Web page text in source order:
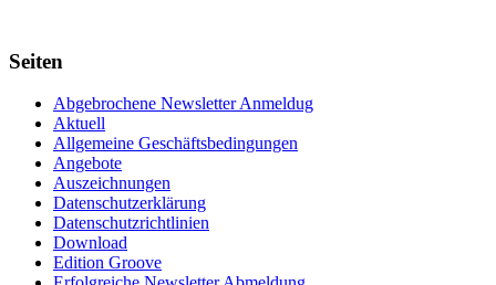
Seiten
Abgebrochene Newsletter Anmeldug
Aktuell
Allgemeine Geschäftsbedingungen
Angebote
Auszeichnungen
Datenschutzerklärung
Datenschutzrichtlinien
Download
Edition Groove